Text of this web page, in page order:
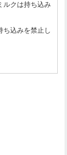
ルクは持ち込み
ち込みを禁止し